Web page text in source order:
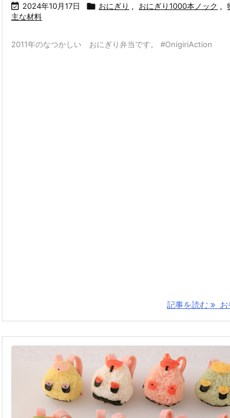
 2024年10月17日  おにぎり , おにぎり1000本ノック ,
主な材料
2011年のなつかしい おにぎり弁当です。 #OnigiriAction
記事を読む